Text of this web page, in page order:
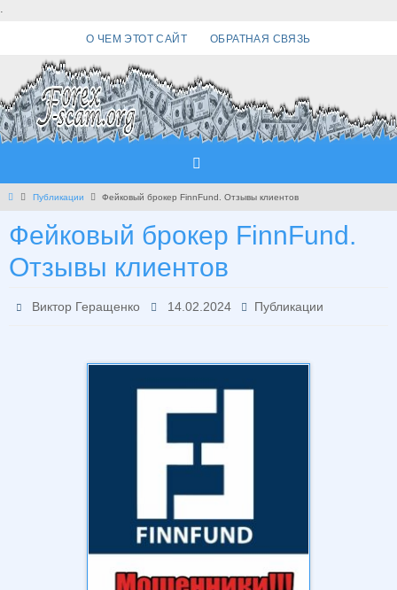
.
О ЧЕМ ЭТОТ САЙТ ОБРАТНАЯ СВЯЗЬ
Главная
Публикации Фейковый брокер FinnFund. Отзывы клиентов
Фейковый брокер FinnFund.
Отзывы клиентов
Виктор Геращенко 14.02.2024 Публикации